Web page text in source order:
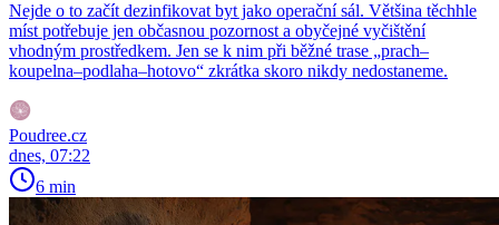
Nejde o to začít dezinfikovat byt jako operační sál. Většina těchhle
míst potřebuje jen občasnou pozornost a obyčejné vyčištění
vhodným prostředkem. Jen se k nim při běžné trase „prach–
koupelna–podlaha–hotovo“ zkrátka skoro nikdy nedostaneme.
Poudree.cz
dnes, 07:22
6 min